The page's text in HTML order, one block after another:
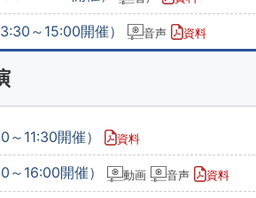
～15:00開催） 音声 資料
11:30開催） 資料
～16:00開催） 動画 音声 資料